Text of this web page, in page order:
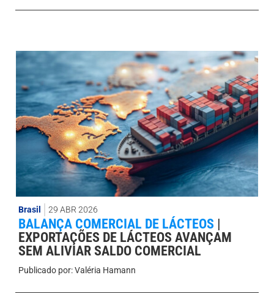
Brasil 29 ABR 2026
BALANÇA COMERCIAL DE LÁCTEOS |
EXPORTAÇÕES DE LÁCTEOS AVANÇAM
SEM ALIVIAR SALDO COMERCIAL
Publicado por:Valéria Hamann